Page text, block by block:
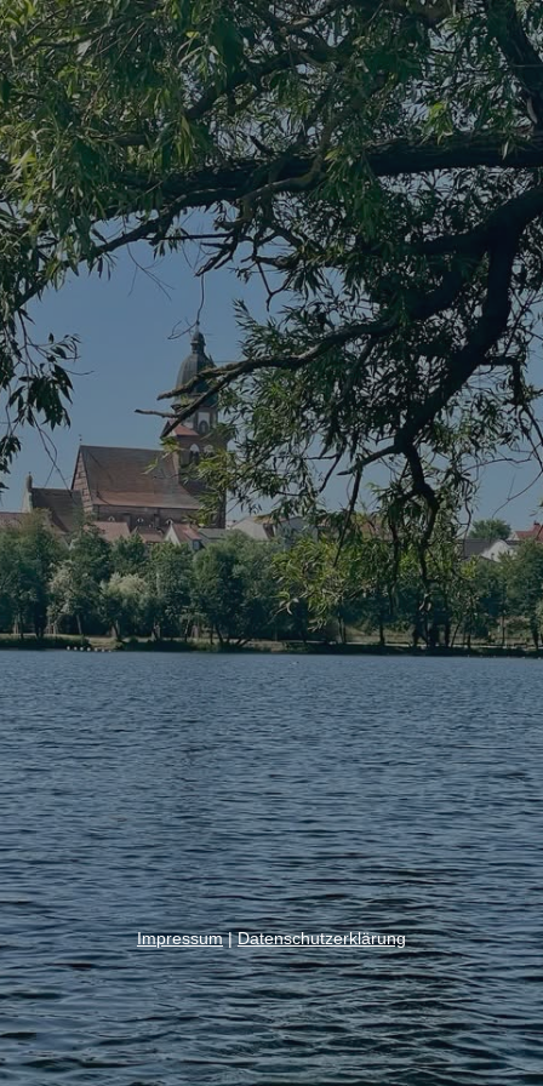
Impressum|Datenschutzerklärung